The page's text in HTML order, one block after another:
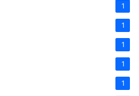
1
1
1
1
1